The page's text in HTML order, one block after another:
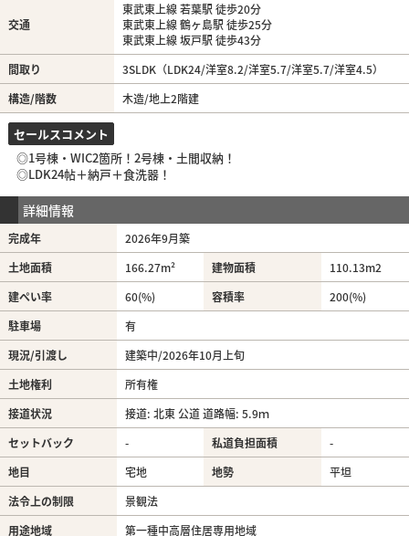
交通
東武東上線 若葉駅 徒歩20分
東武東上線 鶴ヶ島駅 徒歩25分
東武東上線 坂戸駅 徒歩43分
間取り
3SLDK（LDK24/洋室8.2/洋室5.7/洋室5.7/洋室4.5）
構造/階数
木造/地上2階建
セールスコメント
◎1号棟・WIC2箇所！2号棟・土間収納！
◎LDK24帖＋納戸＋食洗器！
詳細情報
完成年
2026年9月築
土地面積
166.27m² 建物面積 110.13m2
建ぺい率
60(%) 容積率
200(%)
駐車場
有
現況/引渡し
建築中/2026年10月上旬
土地権利
所有権
接道状況
接道: 北東 公道 道路幅: 5.9ｍ
セットバック
- 私道負担面積
-
地目
宅地 地勢
平坦
法令上の制限
景観法
用途地域
第一種中高層住居専用地域